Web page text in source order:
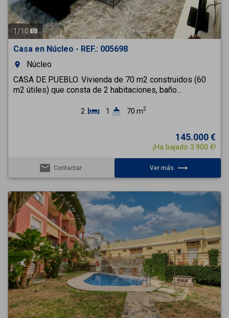
1 /10
Casa en Núcleo - REF.: 005698
room
Núcleo
CASA DE PUEBLO. Vivienda de 70 m2 construidos (60
m2 útiles) que consta de 2 habitaciones, baño...
2 1 70 m2
145.000 €
¡Ha bajado 3.900 €!
email Contactar Ver más trending_flat
Previous Next